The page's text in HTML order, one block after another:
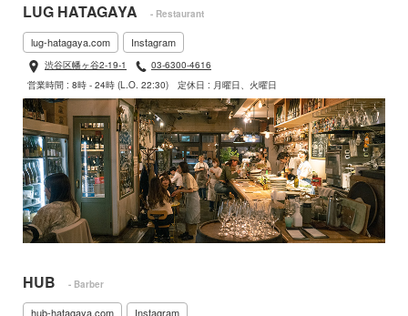
LUG HATAGAYA - Restaurant
lug-hatagaya.com Instagram
渋谷区幡ヶ谷2-19-1
03-6300-4616
営業時間 : 8時 - 24時 (L.O. 22:30)
定休日 : 月曜日、火曜日
HUB - Barber
hub-hatagaya.com Instagram